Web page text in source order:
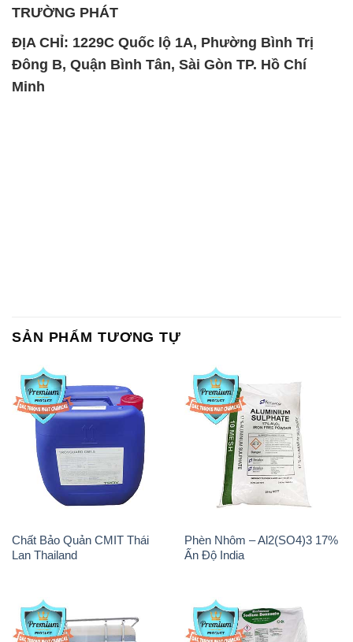
TRƯỜNG PHÁT
ĐỊA CHỈ: 1229C Quốc lộ 1A, Phường Bình Trị
Đông B, Quận Bình Tân, Sài Gòn TP. Hồ Chí
Minh
SẢN PHẨM TƯƠNG TỰ
Chất Bảo Quản CMIT Thái
Lan Thailand
Phèn Nhôm – Al2(SO4)3 17%
Ấn Độ India